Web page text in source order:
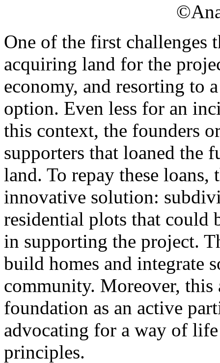
One of the first challenges
acquiring land for the
economy, and resorting to
option. Even less for an
this context, the founders
supporters that loaned the
land. To repay these
innovative solution:
residential plots that could
in supporting the project.
build homes and integrate
community. Moreover, this
foundation as an active
advocating for a way of
principles.